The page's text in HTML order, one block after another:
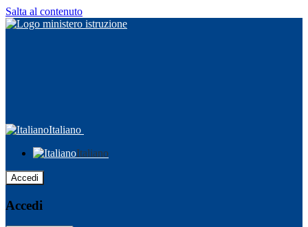
Salta al contenuto
Italiano
Italiano
Accedi
Accedi